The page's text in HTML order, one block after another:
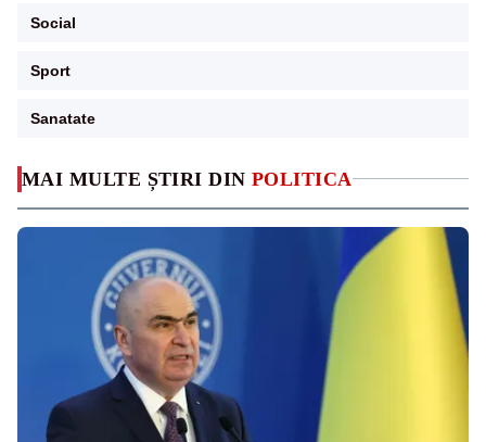
MAI MULTE ȘTIRI DIN POLITICA
Social
Sport
Sanatate